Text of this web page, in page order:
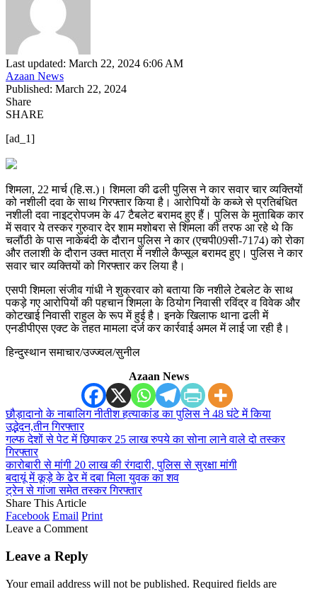
Last updated: March 22, 2024 6:06 AM
Azaan News
Published: March 22, 2024
Share
SHARE
[ad_1]
शिमला, 22 मार्च (हि.स.)। शिमला की ढली पुलिस ने कार सवार चार व्यक्तियों
को नशीली दवा के साथ गिरफ्तार किया है। आरोपियों के कब्जे से प्रतिबंधित
नशीली दवा नाइट्रोपजम के 47 टैबलेट बरामद हुए हैं। पुलिस के मुताबिक कार
में सवार ये तस्कर गुरुवार देर शाम मशोबरा से शिमला की तरफ आ रहे थे कि
चलौंठी के पास नाकेबंदी के दौरान पुलिस ने कार (एचपी09सी-7174) को रोका
और तलाशी के दौरान उक्त मात्रा में नशीले कैप्सूल बरामद हुए। पुलिस ने कार
सवार चार व्यक्तियों को गिरफ्तार कर लिया है।
एसपी शिमला संजीव गांधी ने शुक्रवार को बताया कि नशीले टेबलेट के साथ
पकड़े गए आरोपियों की पहचान शिमला के ठियोग निवासी रविंद्र व विवेक और
कोटखाई निवासी राहुल के रूप में हुई है। इनके खिलाफ थाना ढली में
एनडीपीएस एक्ट के तहत मामला दर्ज कर कार्रवाई अमल में लाई जा रही है।
हिन्दुस्थान समाचार/उज्ज्वल/सुनील
Azaan News
छौड़ादानो के नाबालिग नीतीश हत्याकांड का पुलिस ने 48 घंटे में किया
उद्भेदन,तीन गिरफ्तार
गल्फ देशों से पेट में छिपाकर 25 लाख रुपये का सोना लाने वाले दो तस्कर
गिरफ्तार
कारोबारी से मांगी 20 लाख की रंगदारी, पुलिस से सुरक्षा मांगी
बदायूं में कूड़े के ढेर में दबा मिला युवक का शव
ट्रेन से गांजा समेत तस्कर गिरफ्तार
Share This Article
Facebook Email Print
Leave a Comment
Leave a Reply
Your email address will not be published. Required fields are